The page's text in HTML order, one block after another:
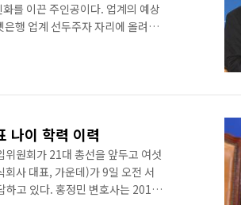
를 이끈 주인공이다. 업계의 예상
행 업계 선두주자 자리에 올려놓
제연구원 연구위원, 현대그룹 종
투자금융지주 전략기획실장, 한국
나이 학력 이력
원회가 21대 총선을 앞두고 여섯
사 대표, 가운데)가 9일 오전 서
하고 있다. 홍정민 변호사는 2018